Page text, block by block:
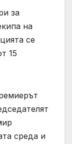
за
на
се
15
среда и